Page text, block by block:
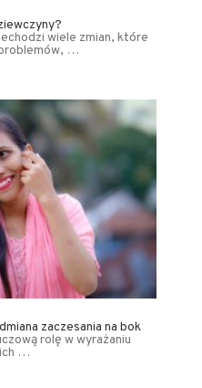
wiele zmian, które
…
zaczesania na bok
rolę w wyrażaniu
…